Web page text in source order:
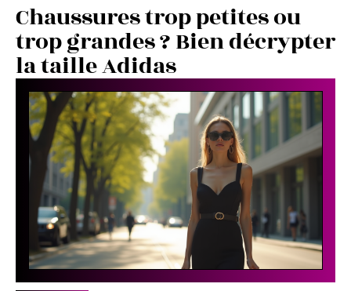
Chaussures trop petites ou
trop grandes ? Bien décrypter
la taille Adidas